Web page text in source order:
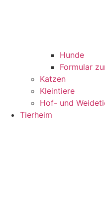
Hunde
Formular
Katzen
Kleintiere
Hof- und
Tierheim